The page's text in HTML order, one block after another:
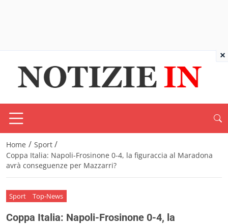
Home / Sport /
Coppa Italia: Napoli-Frosinone 0-4, la figuraccia al Maradona
avrà conseguenze per Mazzarri?
Sport Top-News
Coppa Italia: Napoli-Frosinone 0-4, la
×